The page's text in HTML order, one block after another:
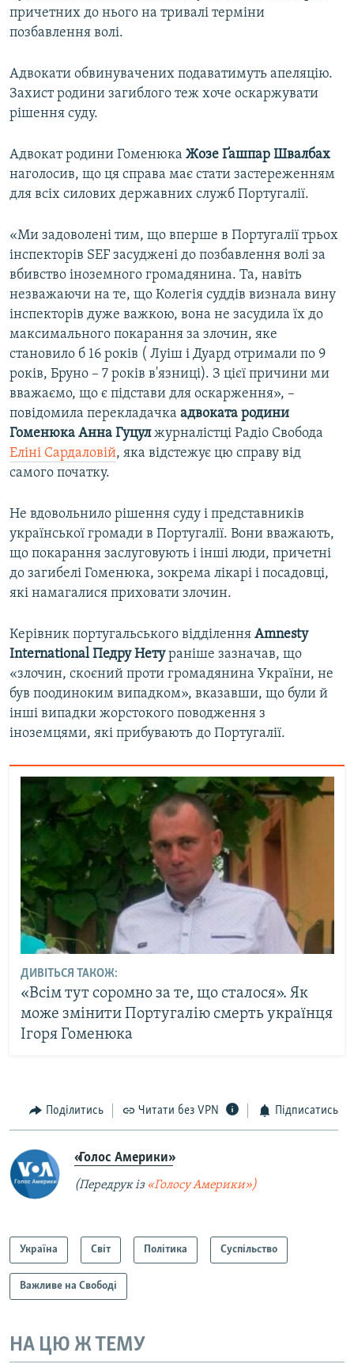
причетних до нього на тривалі терміни
позбавлення волі.
Адвокати обвинувачених подаватимуть апеляцію.
Захист родини загиблого теж хоче оскаржувати
рішення суду.
Адвокат родини Гоменюка Жозе Ґашпар Швалбах
наголосив, що ця справа має стати застереженням
для всіх силових державних служб Португалії.
«Ми задоволені тим, що вперше в Португалії трьох
інспекторів SEF засуджені до позбавлення волі за
вбивство іноземного громадянина. Та, навіть
незважаючи на те, що Колегія суддів визнала вину
інспекторів дуже важкою, вона не засудила їх до
максимального покарання за злочин, яке
становило б 16 років ( Луіш і Дуард отримали по 9
років, Бруно – 7 років в'язниці). З цієї причини ми
вважаємо, що є підстави для оскарження», –
повідомила перекладачка адвоката родини
Гоменюка Анна Гуцулжурналістці Радіо Свобода
Еліні Сардаловій, яка відстежує цю справу від
самого початку.
Не вдовольнило рішення суду і представників
української громади в Португалії. Вони вважають,
що покарання заслуговують і інші люди, причетні
до загибелі Гоменюка, зокрема лікарі і посадовці,
які намагалися приховати злочин.
Керівник португальського відділення Amnesty
International Педру Нетураніше зазначав, що
«злочин, скоєний проти громадянина України, не
був поодиноким випадком», вказавши, що були й
інші випадки жорстокого поводження з
іноземцями, які прибувають до Португалії.
ДИВІТЬСЯ ТАКОЖ:
«Всім тут соромно за те, що сталося». Як
може змінити Португалію смерть українця
Ігоря Гоменюка
Поділитись Читати без VPN Підписатись
«Голос Америки»
(Передрук із «Голосу Америки»)
Україна Світ Політика Суспільство
Важливе на Свободі
НА ЦЮ Ж ТЕМУ